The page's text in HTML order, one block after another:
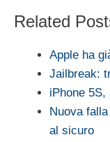
Related
Apple ha
Jailbreak:
iPhone 5S,
Nuova
al sicuro